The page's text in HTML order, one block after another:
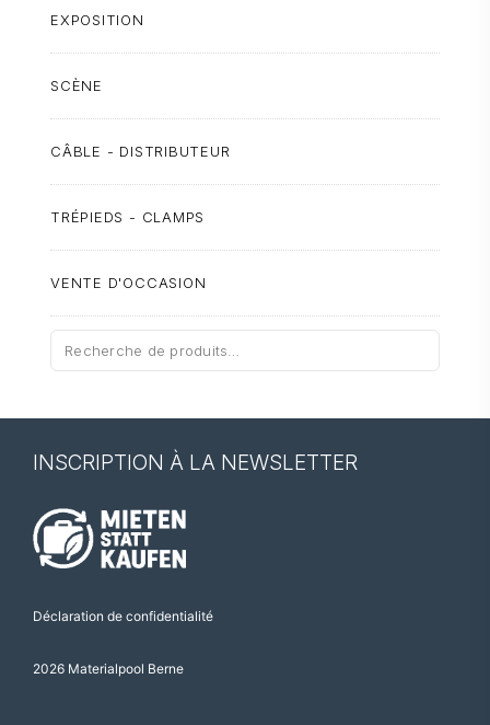
EXPOSITION
SCÈNE
CÂBLE - DISTRIBUTEUR
TRÉPIEDS - CLAMPS
VENTE D'OCCASION
Recherche
pour :
INSCRIPTION À LA NEWSLETTER
Déclaration de confidentialité
2026 Materialpool Berne